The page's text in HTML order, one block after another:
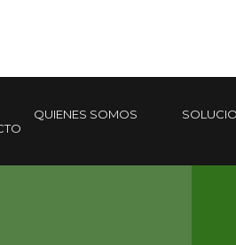
QUIENES SOMOS